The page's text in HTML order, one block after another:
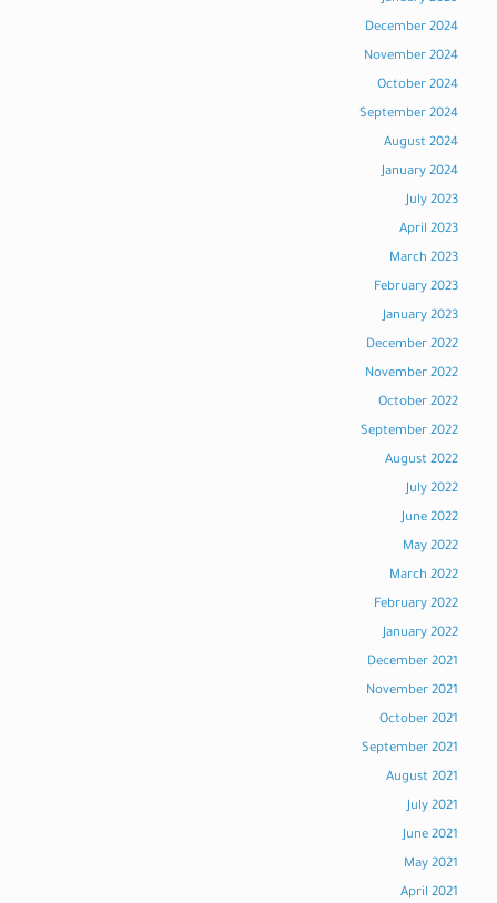
December 2024
November 2024
October 2024
September 2024
August 2024
January 2024
July 2023
April 2023
March 2023
February 2023
January 2023
December 2022
November 2022
October 2022
September 2022
August 2022
July 2022
June 2022
May 2022
March 2022
February 2022
January 2022
December 2021
November 2021
October 2021
September 2021
August 2021
July 2021
June 2021
May 2021
April 2021